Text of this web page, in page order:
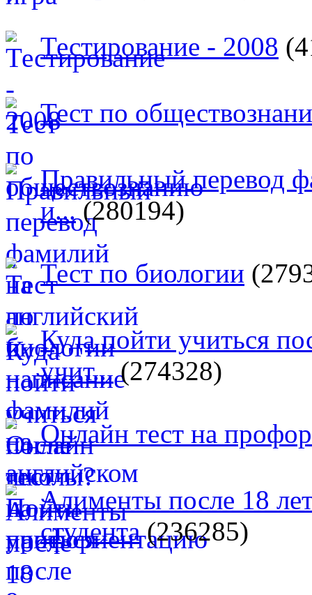
Тестирование - 2008
Тест по
Правильный перевод
и...(280194)
Тест по биологии
Куда пойти учиться
учит...(274328)
Онлайн тест на
Алименты после 18
студента(236285)